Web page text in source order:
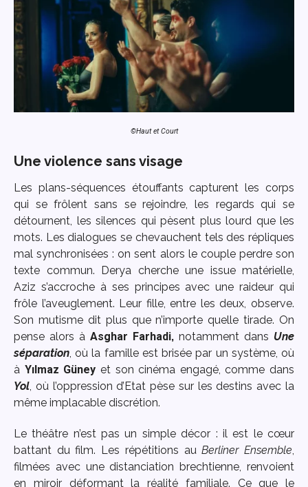
©Haut et Court
Une violence sans visage
Les plans-séquences étouffants capturent les corps
qui se frôlent sans se rejoindre, les regards qui se
détournent, les silences qui pèsent plus lourd que les
mots. Les dialogues se chevauchent tels des répliques
mal synchronisées : on sent alors le couple perdre son
texte commun. Derya cherche une issue matérielle,
Aziz s’accroche à ses principes avec une raideur qui
frôle l’aveuglement. Leur fille, entre les deux, observe.
Son mutisme dit plus que n’importe quelle tirade. On
pense alors à Asghar Farhadi, notamment dans Une
séparation, où la famille est brisée par un système, où
à Yılmaz Güney et son cinéma engagé, comme dans
Yol, où l’oppression d’Etat pèse sur les destins avec la
même implacable discrétion.
Le théâtre n’est pas un simple décor : il est le cœur
battant du film. Les répétitions auBerliner Ensemble,
filmées avec une distanciation brechtienne, renvoient
en miroir déformant la réalité familiale. Ce que le